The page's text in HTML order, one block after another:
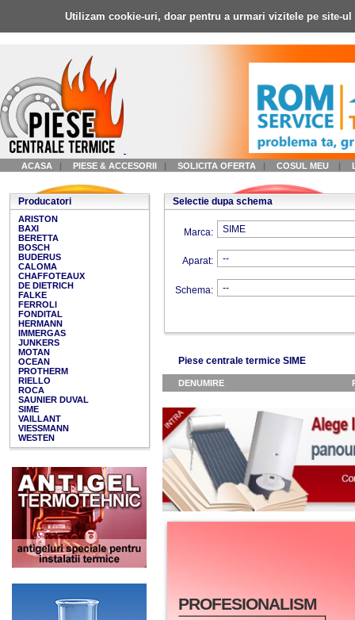
Utilizam cookie-uri, doar pentru a urmari vizitele pe site-
ACASA | PIESE & ACCESORII | SOLICITA OFERTA | COSUL MEU |
Producatori
ARISTON
BAXI
BERETTA
BOSCH
BUDERUS
CALOMA
CHAFFOTEAUX
DE DIETRICH
FALKE
FERROLI
FONDITAL
HERMANN
IMMERGAS
JUNKERS
MOTAN
OCEAN
PROTHERM
RIELLO
ROCA
SAUNIER DUVAL
SIME
VAILLANT
VIESSMANN
WESTEN
Selectie dupa schema
Marca:
Aparat:
Schema:
Piese centrale termice SIME
DENUMIRE
PROFESIONALISM